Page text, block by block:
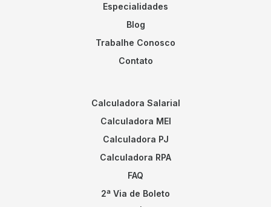
Especialidades
Blog
Trabalhe Conosco
Contato
Calculadora Salarial
Calculadora MEI
Calculadora PJ
Calculadora RPA
FAQ
2ª Via de Boleto